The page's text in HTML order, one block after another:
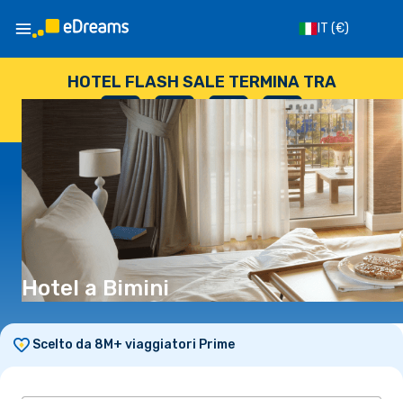
IT (€)
HOTEL FLASH SALE TERMINA TRA
--
GIORNI
: --
ORE
: --
SECONDI
Hotel a Bimini
Scelto da 8M+ viaggiatori Prime